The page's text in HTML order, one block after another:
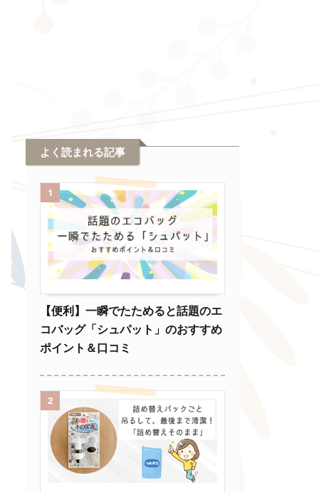
よく読まれる記事
1
【便利】一瞬でたためると話題のエ
コバッグ「シュパット」のおすすめ
ポイント＆口コミ
2